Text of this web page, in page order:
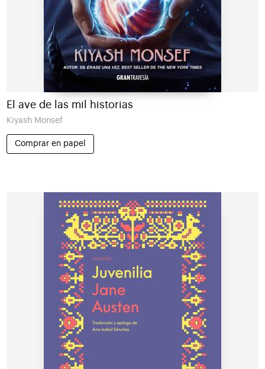
El ave de las mil historias
Kiyash Monsef
Comprar en papel